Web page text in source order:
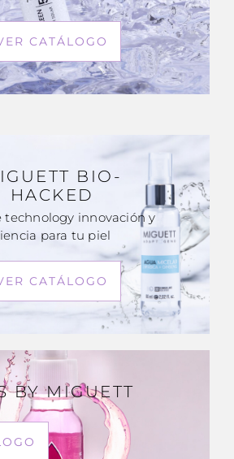
CATÁLOGO
BIO-
HACKED
technology innovación y
para tu piel
CATÁLOGO
BY MIGUETT